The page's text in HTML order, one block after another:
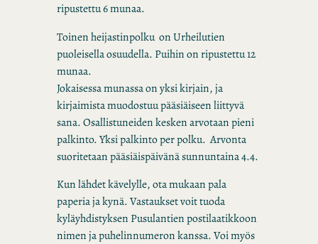
ripustettu 6 munaa.
Toinen heijastinpolku on Urheilutien
puoleisella osuudella. Puihin on ripustettu 12
munaa.
Jokaisessa munassa on yksi kirjain, ja
kirjaimista muodostuu pääsiäiseen liittyvä
sana. Osallistuneiden kesken arvotaan pieni
palkinto. Yksi palkinto per polku. Arvonta
suoritetaan pääsiäispäivänä sunnuntaina 4.4.
Kun lähdet kävelylle, ota mukaan pala
paperia ja kynä. Vastaukset voit tuoda
kyläyhdistyksen Pusulantien postilaatikkoon
nimen ja puhelinnumeron kanssa. Voi myös